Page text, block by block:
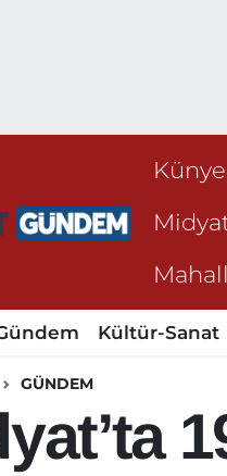
Künye
Kültür-Sanat
GÜNDEM